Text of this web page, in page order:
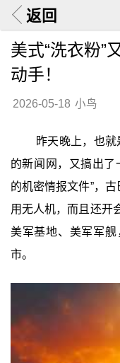
返回
美式“洗衣粉”
动手！
2026-05-18 小鸟
昨天晚上，也
的新闻网，又搞出了
的机密情报文件”，
用无人机，而且还开
美军基地、美军军
市。